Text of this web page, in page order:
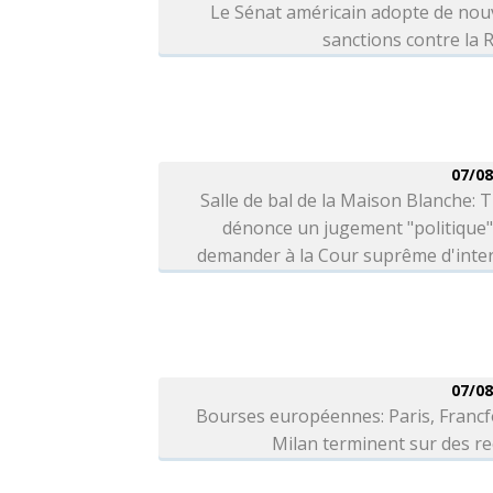
Le Sénat américain adopte de
sanctions contre la
07/
Salle de bal de la Maison Blanche:
dénonce un jugement
demander à la Cour suprême
07/
Bourses européennes: Paris,
Milan terminent sur des